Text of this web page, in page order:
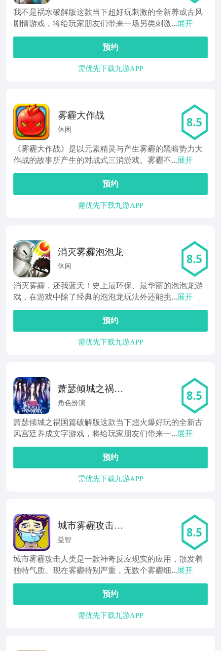
我不是祸水破解版这款当下超好玩刺激的全新养成古风
剧情游戏，将给玩家朋友们带来一场另类刺激...展开
预约
需优先下载九游APP
雾霾大作战
休闲 8.5
《雾霾大作战》是以元素精灵与产生雾霾的黑暗势力大
作战的故事所产生的对战式三消游戏。雾霾不...展开
预约
需优先下载九游APP
消灭雾霾泡泡龙
休闲 8.5
消灭雾霾，还我蓝天！史上最环保、最华丽的泡泡龙游
戏，在游戏中除了经典的泡泡龙玩法外还能挑...展开
预约
需优先下载九游APP
萧瑟倾城之祸国
篇
角色扮演 8.5
萧瑟倾城之祸国篇破解版这款当下超火爆好玩的全新古
风宫廷养成文字游戏，将给玩家朋友们带来一...展开
预约
需优先下载九游APP
城市雾霾攻击人
类
益智 8.5
城市雾霾攻击人类是一款神奇反应现实的应用，散发着
独特气质。现在雾霾特别严重，无数个雾霾细...展开
预约
需优先下载九游APP